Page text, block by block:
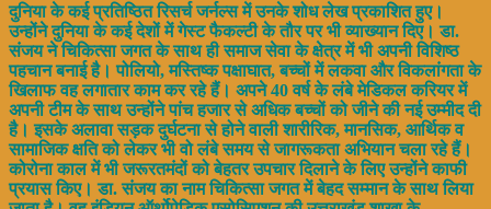
दुनिया के कई प्रतिष्ठित रिसर्च जर्नल्स में उनके शोध लेख प्रकाशित हुए।
उन्होंने दुनिया के कई देशों में गेस्ट फैकल्टी के तौर पर भी व्याख्यान दिए। डा.
संजय ने चिकित्सा जगत के साथ ही समाज सेवा के क्षेत्र में भी अपनी विशिष्ठ
पहचान बनाई है। पोलियो, मस्तिष्क पक्षाघात, बच्चों में लकवा और विकलांगता के
खिलाफ वह लगातार काम कर रहे हैं। अपने 40 वर्ष के लंबे मेडिकल करियर में
अपनी टीम के साथ उन्होंने पांच हजार से अधिक बच्चों को जीने की नई उम्मीद दी
है। इसके अलावा सड़क दुर्घटना से होने वाली शारीरिक, मानसिक, आर्थिक व
सामाजिक क्षति को लेकर भी वो लंबे समय से जागरूकता अभियान चला रहे हैं।
कोरोना काल में भी जरूरतमंदों को बेहतर उपचार दिलाने के लिए उन्होंने काफी
प्रयास किए। डा. संजय का नाम चिकित्सा जगत में बेहद सम्मान के साथ लिया